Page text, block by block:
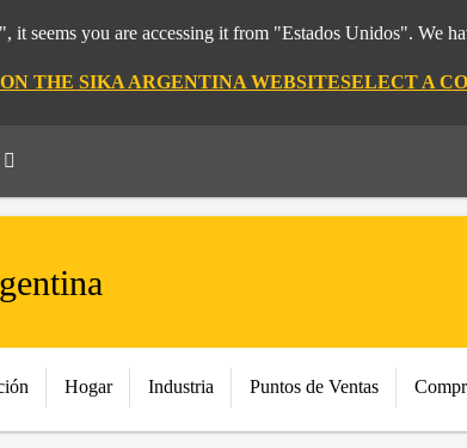
it seems you are accessing it from "Estados Unidos". We
THE SIKA ARGENTINA WEBSITESELECT A
Hogar Industria Puntos de Ventas